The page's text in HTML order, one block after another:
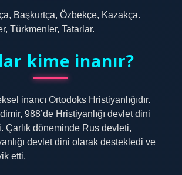
Başkurtça, Özbekçe, Kazakça.
Türkmenler, Tatarlar.
kime inanır?
inancı Ortodoks Hristiyanlığıdır.
988’de Hristiyanlığı devlet dini
Çarlık döneminde Rus devleti,
devlet dini olarak destekledi ve
etti.